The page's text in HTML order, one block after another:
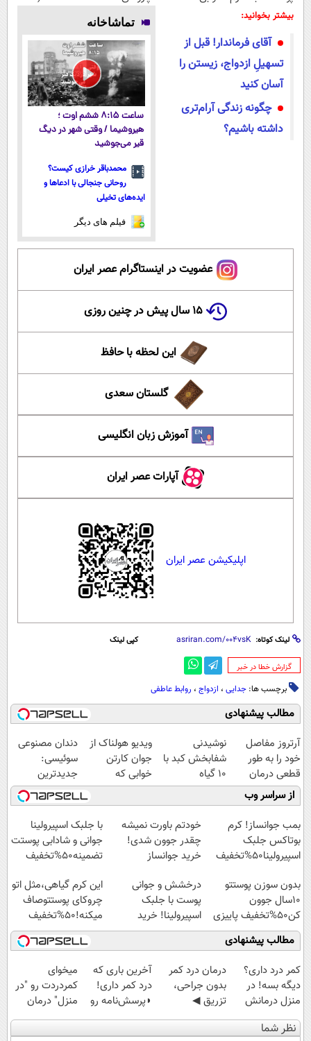
جوانساز
تخفیف)
پوستتوصاف
میکنه!50%تخفیف
بیشتر بخوانید:
آقای فرماندار! قبل از
تسهیلِ ازدواج، زیستن را
آسان کنید
چگونه زندگی آرام‌تری
داشته باشیم؟
تماشاخانه
ساعت ۸:۱۵ ششم اوت ؛
هیروشیما / وقتی شهر در دیگ
قیر می‌جوشید
محمدباقر خرازی کیست؟
روحانی جنجالی با ادعاها و
ایده‌های تخیلی
فیلم های دیگر
عضویت در اینستاگرام عصر ایران
۱۵ سال پیش در چنین روزی
این لحظه با حافظ
گلستان سعدی
آموزش زبان انگلیسی
آپارات عصر ایران
اپلیکیشن عصر ایران
لینک کوتاه: کپی لینک
‌گزارش خطا در خبر
برچسب ها: جدایی ، ازدواج ، روابط عاطفی
مطالب پیشنهادی
آرتروز مفاصل
خود را به طور
قطعی درمان
کنید!
◗پرسش‌نامه◖
نوشیدنی
شفابخش کبد با
10 گیاه
موثر(تخفیف تا
امشب)
ویدیو هولناک از
جوان کارتن
خوابی که
میلیاردر شد.
آموزش رایگان
دندان مصنوعی
سوئیسی:
جدیدترین
فناوری اروپا،
سبک و مقاوم |
پرداخت قسطی
از سراسر وب
بمب جوانساز! کرم
بوتاکس جلبک
اسپیرولینا50%تخفیف
خودتم باورت نمیشه
چقدر جوون شدی!
خرید جوانساز
ویژه
با جلبک اسپیرولینا
جوانی و شادابی پوستت
تضمینه50%تخفیف
بدون سوزن پوستتو
10سال جوون
کن50%تخفیف پاییزی
درخشش و جوانی
پوست با جلبک
اسپیرولینا! خرید
محصول با تخفیف ویژه
این کرم گیاهی،مثل اتو
چروکای پوستتوصاف
میکنه!50%تخفیف
مطالب پیشنهادی
کمر درد داری؟
دیگه بسه! در
منزل درمانش
کن
(◀پرسش‌نامه)
درمان درد کمر
بدون جراحی،
تزریق ◀
پرسش‌نامه رو پر
کن ▶
آخرین باری که
درد کمر داری!
◗پرسش‌نامه رو
پر کن◖
میخوای
کمردردت رو "در
منزل" درمان
کنی؟ (◂فیلم +
◂پرسش‌نامه)
نظر شما